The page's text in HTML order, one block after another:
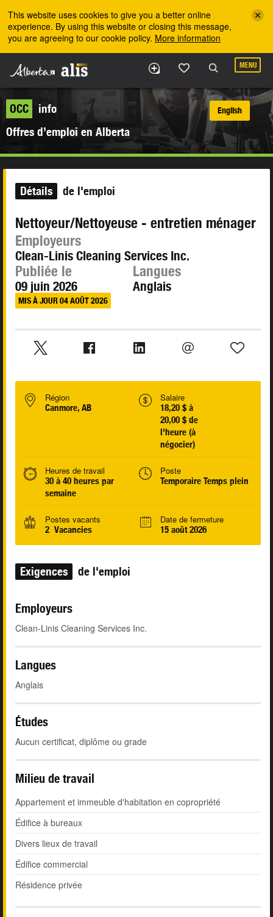
This website uses cookies to give you a better online
experience. By using this website or closing this message,
you are agreeing to our cookie policy. More information
MENU
OCC
info
Offres d’emploi en Alberta
English
Détails de l'emploi
Nettoyeur/Nettoyeuse - entretien ménager
Employeurs
Clean-Linis Cleaning Services Inc.
Publiée le
09 juin 2026
MIS À JOUR 04 AOÛT 2026
Langues
Anglais
Région
Canmore, AB
Salaire
18,20 $ à
20,00 $ de
l'heure (à
négocier)
Heures de travail
30 à 40 heures par
semaine
Poste
Temporaire Temps plein
Postes vacants
2 Vacancies
Date de fermeture
15 août 2026
Exigences de l'emploi
Employeurs
Clean-Linis Cleaning Services Inc.
Langues
Anglais
Études
Aucun certificat, diplôme ou grade
Milieu de travail
Appartement et immeuble d'habitation en copropriété
Édifice à bureaux
Divers lieux de travail
Édifice commercial
Résidence privée